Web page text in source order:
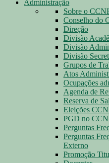
Administração
Sobre o
Conselho do
Direção
Divisão
Divisão
Divisão
Grupos de
Atos
Ocupações
Agenda de
Reserva de
Eleições
PGD no
Perguntas
Perguntas
Externo
Promoção